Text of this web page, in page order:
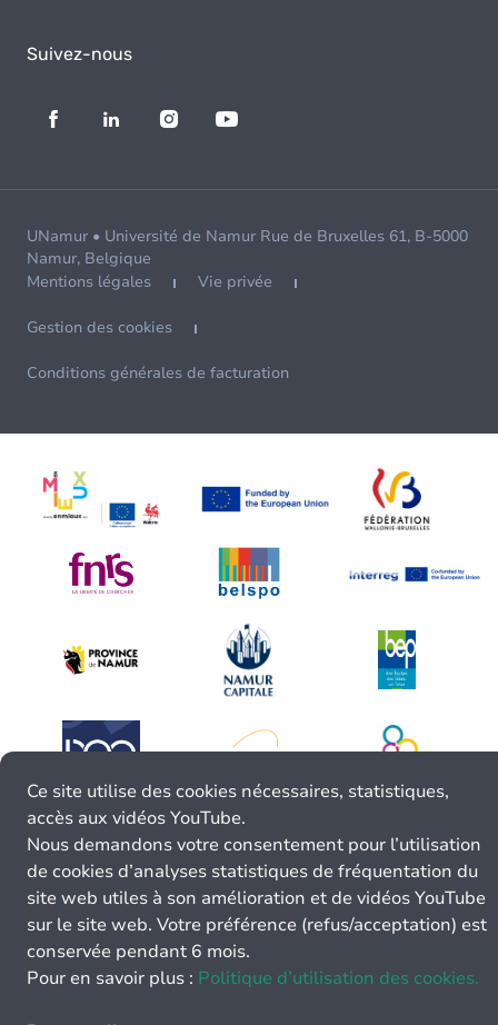
Suivez-nous
UNamur • Université de Namur Rue de Bruxelles 61, B-5000
Namur, Belgique
Mentions légales
Vie privée
Gestion des cookies
Conditions générales de facturation
Ce site utilise des cookies nécessaires, statistiques,
accès aux vidéos YouTube.
Nous demandons votre consentement pour l’utilisation
de cookies d’analyses statistiques de fréquentation du
site web utiles à son amélioration et de vidéos YouTube
sur le site web. Votre préférence (refus/acceptation) est
conservée pendant 6 mois.
Pour en savoir plus : Politique d’utilisation des cookies.